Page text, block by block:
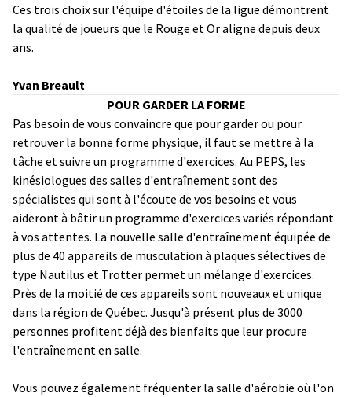
Ces trois choix sur l'équipe d'étoiles de la ligue démontrent
la qualité de joueurs que le Rouge et Or aligne depuis deux
ans.
Yvan Breault
POUR GARDER LA FORME
Pas besoin de vous convaincre que pour garder ou pour
retrouver la bonne forme physique, il faut se mettre à la
tâche et suivre un programme d'exercices. Au PEPS, les
kinésiologues des salles d'entraînement sont des
spécialistes qui sont à l'écoute de vos besoins et vous
aideront à bâtir un programme d'exercices variés répondant
à vos attentes. La nouvelle salle d'entraînement équipée de
plus de 40 appareils de musculation à plaques sélectives de
type Nautilus et Trotter permet un mélange d'exercices.
Près de la moitié de ces appareils sont nouveaux et unique
dans la région de Québec. Jusqu'à présent plus de 3000
personnes profitent déjà des bienfaits que leur procure
l'entraînement en salle.
Vous pouvez également fréquenter la salle d'aérobie où l'on